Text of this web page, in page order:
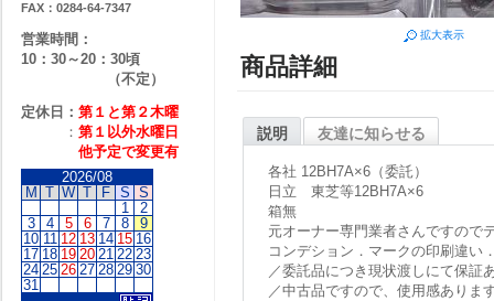
拡大表示
商品詳細
説明 友達に知らせる
各社 12BH7A×6（委託）
日立 東芝等12BH7A×6
箱無
元オーナー専門業者さんですので
コンデション．マークの印刷違い
／委託品につき現状渡しにて保証
／中古品ですので、使用感ありま
FAX：0284-64-7347
営業時間：
10：30～20：30頃
（不定）
定休日： 第１と第２木曜
： 第１以外水曜日
他予定で変更有
2026/08
M T W T F S S
1
2
3
4 5 6 7 8
9
10 11 12 13 14 15 16
17 18 19 20 21 22 23
24 25 26 27 28 29 30
31